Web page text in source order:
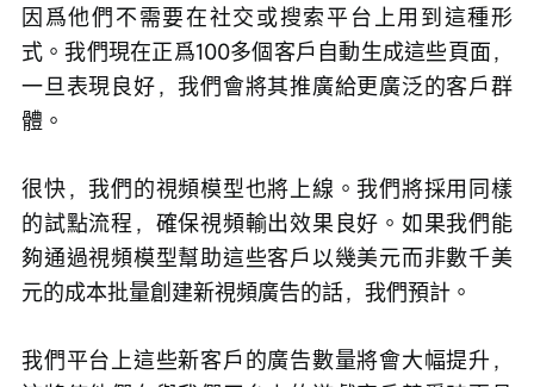
因爲他們不需要在社交或搜索平台上用到這種形
式。我們現在正爲100多個客戶自動生成這些頁面，
一旦表現良好，我們會將其推廣給更廣泛的客戶群
體。
很快，我們的視頻模型也將上線。我們將採用同樣
的試點流程，確保視頻輸出效果良好。如果我們能
夠通過視頻模型幫助這些客戶以幾美元而非數千美
元的成本批量創建新視頻廣告的話，我們預計。
我們平台上這些新客戶的廣告數量將會大幅提升，